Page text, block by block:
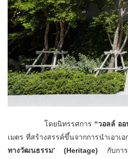
โดยนิทรรศการ “วอลล์ อ
เมตร ที่สร้างสรรค์ขึ้นจากการนำเอา
ทางวัฒนธรรม’ (Heritage) กับกา